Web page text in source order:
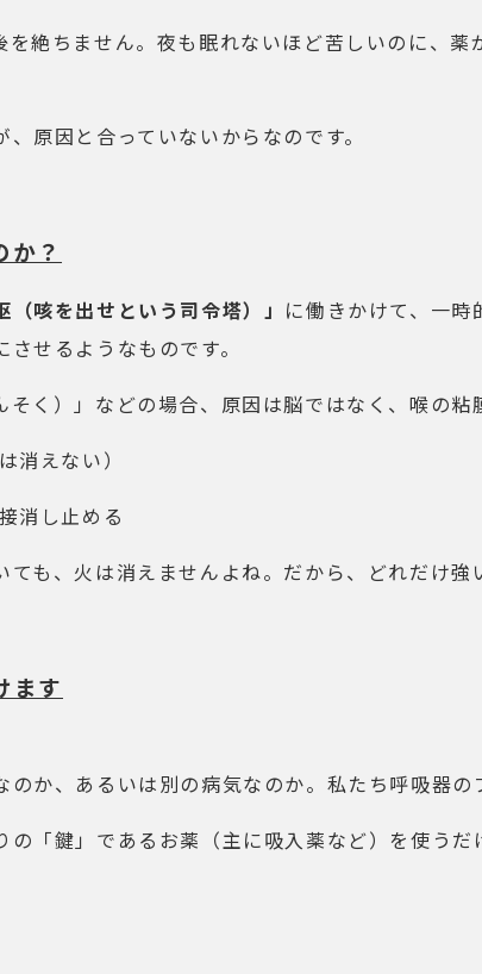
絶ちません。夜も眠れないほど苦しいのに、薬
原因と合っていないからなのです。
か？
（咳を出せという司令塔）」 に働きかけて、一
せるようなものです。
く）」などの場合、原因は脳ではなく、喉の粘
消えない）
消し止める
も、火は消えませんよね。だから、どれだけ強
ます
か、あるいは別の病気なのか。私たち呼吸器の
「鍵」であるお薬（主に吸入薬など）を使う